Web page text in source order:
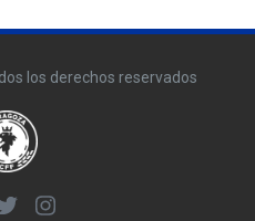
los derechos reservados